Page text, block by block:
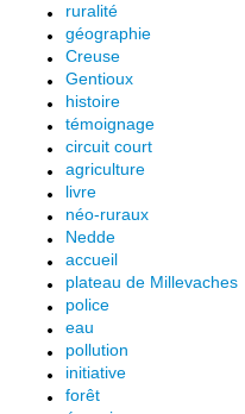
ruralité
géographie
Creuse
Gentioux
histoire
témoignage
circuit court
agriculture
livre
néo-ruraux
Nedde
accueil
plateau de Millevaches
police
eau
pollution
initiative
forêt